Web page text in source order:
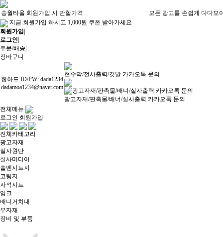
송월타올 회원가입 시 반할가격
모든 광고를 손쉽게 다다모
지금 회원가입 하시고 1,000원 쿠폰 받아가세요
회원가입|
로그인|
주문/배송|
장바구니
웹하드 ID/PW: dada1234
dadamoa1234@naver.com
현수막/전사출력/깃발 카카오톡 문의
광고자재/판촉물/배너/실사출력 카카오톡 문의
전체메뉴
로그인 회원가입
전체카테고리
광고자재
실사원단
실사미디어
솔벤시트지
코팅지
자석시트
잉크
배너거치대
부자재
장비 및 부품